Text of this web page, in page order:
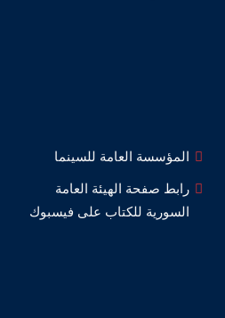
المؤسسة العامة للسينما
رابط صفحة الهيئة العامة
السورية للكتاب على فيسبوك